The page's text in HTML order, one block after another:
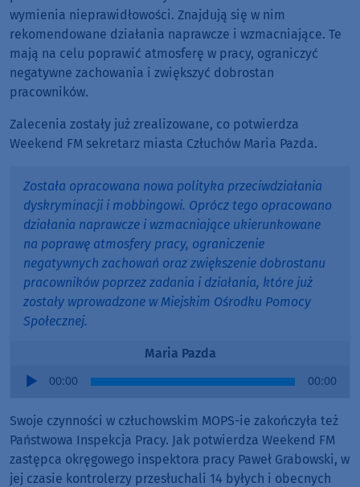
wymienia nieprawidłowości. Znajdują się w nim
rekomendowane działania naprawcze i wzmacniające. Te
mają na celu poprawić atmosferę w pracy, ograniczyć
negatywne zachowania i zwiększyć dobrostan
pracowników.
Zalecenia zostały już zrealizowane, co potwierdza
Weekend FM sekretarz miasta Człuchów Maria Pazda.
Została opracowana nowa polityka przeciwdziałania
dyskryminacji i mobbingowi. Oprócz tego opracowano
działania naprawcze i wzmacniające ukierunkowane
na poprawę atmosfery pracy, ograniczenie
negatywnych zachowań oraz zwiększenie dobrostanu
pracowników poprzez zadania i działania, które już
zostały wprowadzone w Miejskim Ośrodku Pomocy
Społecznej.
Maria Pazda
Audio
00:00 00:00
Swoje czynności w człuchowskim MOPS-ie zakończyła też
Państwowa Inspekcja Pracy. Jak potwierdza Weekend FM
zastępca okręgowego inspektora pracy Paweł Grabowski, w
jej czasie kontrolerzy przesłuchali 14 byłych i obecnych